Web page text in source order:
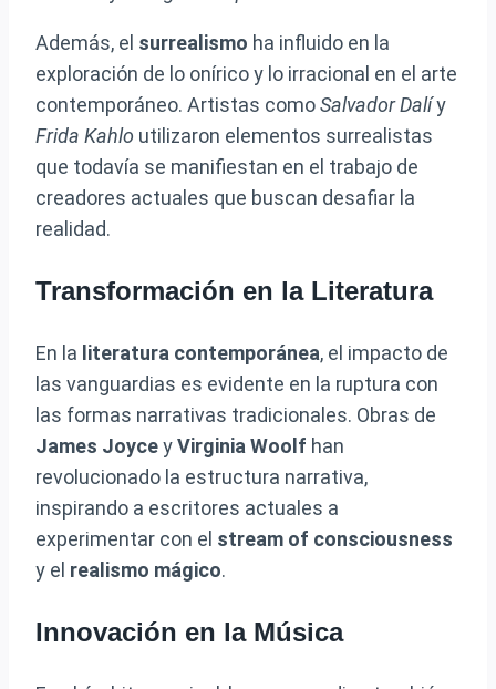
Además, el surrealismo ha influido en la
exploración de lo onírico y lo irracional en el arte
contemporáneo. Artistas comoSalvador Dalíy
Frida Kahlo utilizaron elementos surrealistas
que todavía se manifiestan en el trabajo de
creadores actuales que buscan desafiar la
realidad.
Transformación en la Literatura
En la literatura contemporánea, el impacto de
las vanguardias es evidente en la ruptura con
las formas narrativas tradicionales. Obras de
James JoyceyVirginia Woolf han
revolucionado la estructura narrativa,
inspirando a escritores actuales a
experimentar con el stream of consciousness
y el realismo mágico.
Innovación en la Música